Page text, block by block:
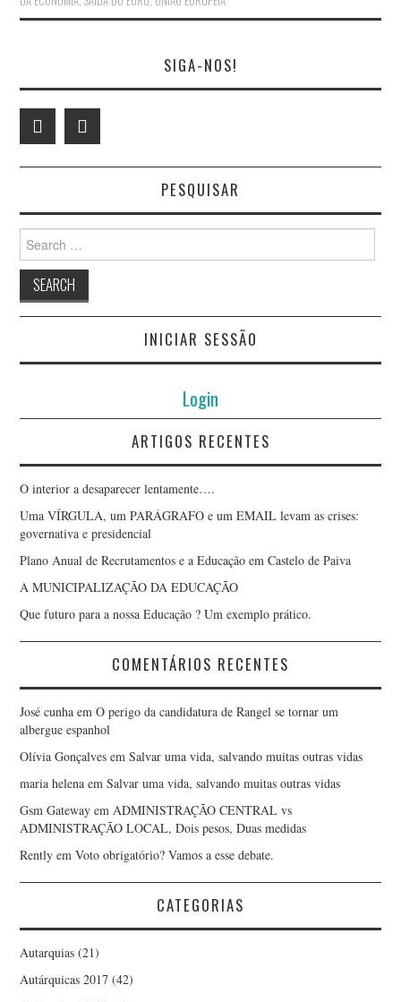
SIGA-NOS!
PESQUISAR
for:
INICIAR SESSÃO
Login
ARTIGOS RECENTES
O interior a desaparecer lentamente….
Uma VÍRGULA, um PARÁGRAFO e um EMAIL levam as crises:
governativa e presidencial
Plano Anual de Recrutamentos e a Educação em Castelo de Paiva
A MUNICIPALIZAÇÃO DA EDUCAÇÃO
Que futuro para a nossa Educação ? Um exemplo prático.
COMENTÁRIOS RECENTES
José cunha emO perigo da candidatura de Rangel se tornar um
albergue espanhol
Olívia Gonçalves emSalvar uma vida, salvando muitas outras vidas
maria helena emSalvar uma vida, salvando muitas outras vidas
Gsm Gateway emADMINISTRAÇÃO CENTRAL vs
ADMINISTRAÇÃO LOCAL, Dois pesos, Duas medidas
Rently emVoto obrigatório? Vamos a esse debate.
CATEGORIAS
Autarquias (21)
Autárquicas 2017 (42)